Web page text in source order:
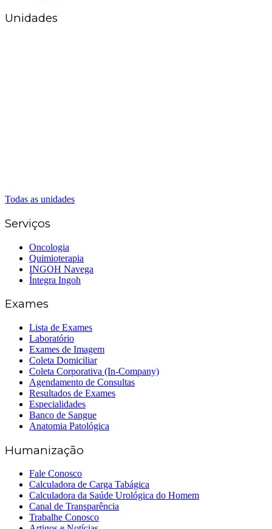
Unidades
Todas as unidades
Serviços
Oncologia
Quimioterapia
INGOH Navega
Íntegra Ingoh
Exames
Lista de Exames
Laboratório
Exames de Imagem
Coleta Domiciliar
Coleta Corporativa (In-Company)
Agendamento de Consultas
Resultados de Exames
Especialidades
Banco de Sangue
Anatomia Patológica
Humanização
Fale Conosco
Calculadora de Carga Tabágica
Calculadora da Saúde Urológica do Homem
Canal de Transparência
Trabalhe Conosco